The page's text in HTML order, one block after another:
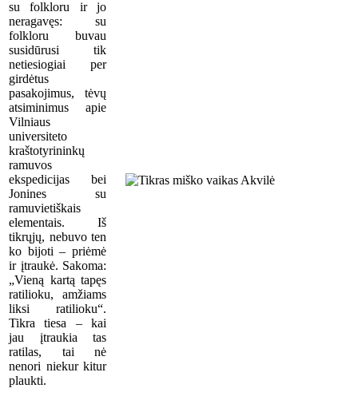
su folkloru ir jo
neragavęs: su
folkloru buvau
susidūrusi tik
netiesiogiai per
girdėtus
pasakojimus, tėvų
atsiminimus apie
Vilniaus
universiteto
kraštotyrininkų
ramuvos
ekspedicijas bei
Jonines su
ramuvietiškais
elementais. Iš
tikrųjų, nebuvo ten
ko bijoti – priėmė
ir įtraukė. Sakoma:
„Vieną kartą tapęs
ratilioku, amžiams
liksi ratilioku“.
Tikra tiesa – kai
jau įtraukia tas
ratilas, tai nė
nenori niekur kitur
plaukti.